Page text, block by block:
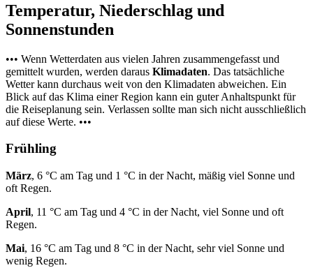
Temperatur, Niederschlag und
Sonnenstunden
••• Wenn Wetterdaten aus vielen Jahren zusammengefasst und
gemittelt wurden, werden daraus Klimadaten. Das tatsächliche
Wetter kann durchaus weit von den Klimadaten abweichen. Ein
Blick auf das Klima einer Region kann ein guter Anhaltspunkt für
die Reiseplanung sein. Verlassen sollte man sich nicht ausschließlich
auf diese Werte. •••
Frühling
März, 6 °C am Tag und 1 °C in der Nacht, mäßig viel Sonne und
oft Regen.
April, 11 °C am Tag und 4 °C in der Nacht, viel Sonne und oft
Regen.
Mai, 16 °C am Tag und 8 °C in der Nacht, sehr viel Sonne und
wenig Regen.